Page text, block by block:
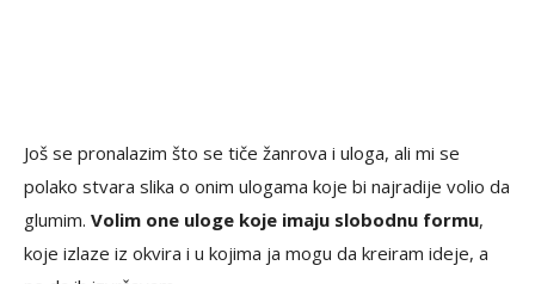
Još se pronalazim što se tiče žanrova i uloga, ali mi se
polako stvara slika o onim ulogama koje bi najradije volio da
glumim. Volim one uloge koje imaju slobodnu formu,
koje izlaze iz okvira i u kojima ja mogu da kreiram ideje, a